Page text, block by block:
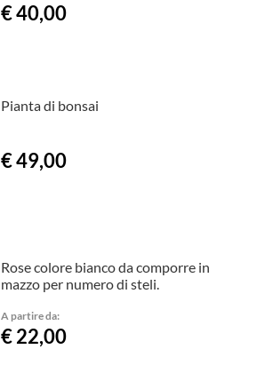
€ 40,00
Pianta di bonsai
€ 49,00
Rose colore bianco da comporre in
mazzo per numero di steli.
A partire da:
€ 22,00